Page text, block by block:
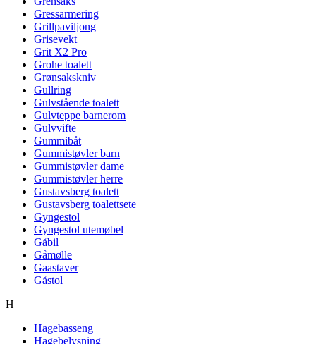
Gressarmering
Grillpaviljong
Grisevekt
Grit X2 Pro
Grohe toalett
Grønsakskniv
Gullring
Gulvstående toalett
Gulvteppe barnerom
Gulvvifte
Gummibåt
Gummistøvler barn
Gummistøvler dame
Gummistøvler herre
Gustavsberg toalett
Gustavsberg toalettsete
Gyngestol
Gyngestol utemøbel
Gåbil
Gåmølle
Gaastaver
Gåstol
H
Hagebasseng
Hagebelysning